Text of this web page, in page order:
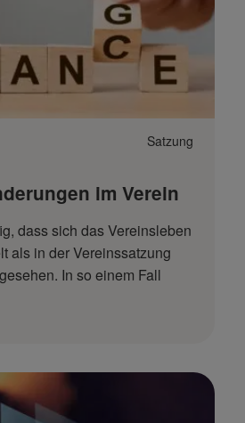
Satzung
im Verein
dass sich das Vereinsleben
als in der Vereinssatzung
In so einem Fall